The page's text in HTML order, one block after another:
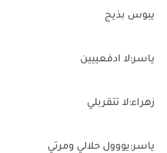
يبوس بذيج
ياسر:لا ادفعييين
زهراء:لا تتقربلي
ياسر:يووول حلالي ومرتي